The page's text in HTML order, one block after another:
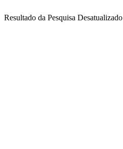
Resultado da Pesquisa Desatualizado